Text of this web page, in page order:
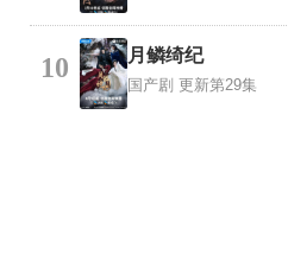
10 月鳞绮纪
国产剧 更新第29集